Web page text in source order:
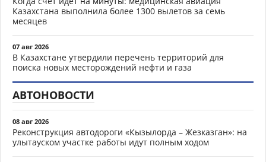
Казахстана выполнила более 1300 вылетов за семь
месяцев
07 авг 2026
В Казахстане утвердили перечень территорий для
поиска новых месторождений нефти и газа
АВТОНОВОСТИ
08 авг 2026
Реконструкция автодороги «Кызылорда – Жезказган»: на
улытауском участке работы идут полным ходом